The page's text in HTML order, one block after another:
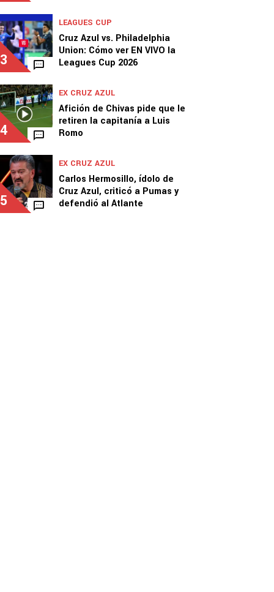
3
LEAGUES CUP
Cruz Azul vs. Philadelphia
Union: Cómo ver EN VIVO la
Leagues Cup 2026
4
EX CRUZ AZUL
Afición de Chivas pide que le
retiren la capitanía a Luis
Romo
5
EX CRUZ AZUL
Carlos Hermosillo, ídolo de
Cruz Azul, criticó a Pumas y
defendió al Atlante